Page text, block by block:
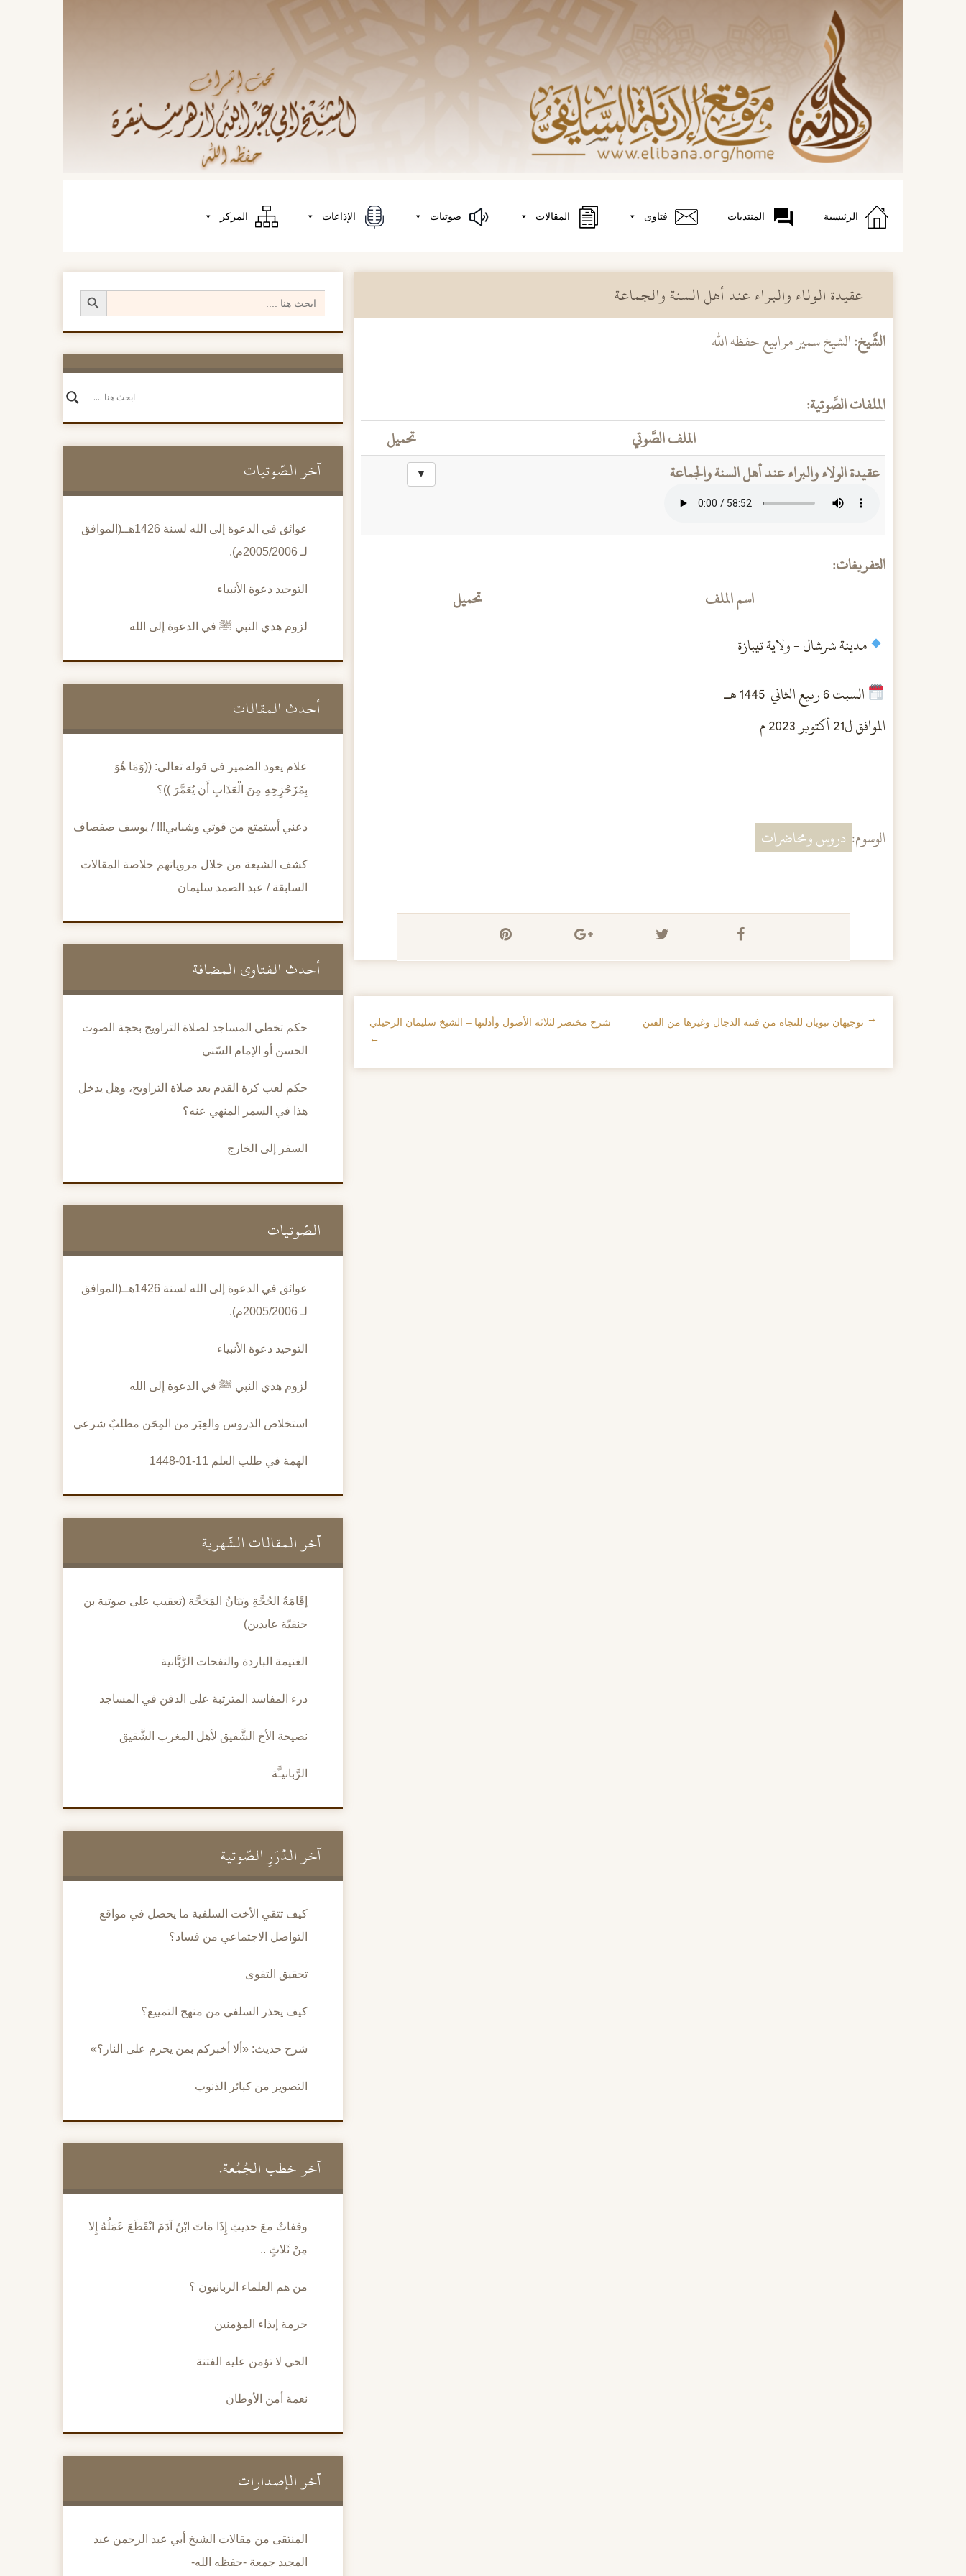
الرئيسية المنتديات فتاوى المقالات صوتيات الإذاعات المركز
عقيدة الولاء والبراء عند أهل السنة والجماعة
الشَّيخ:الشيخ سمير مرابيع حفظه الله
الملفات الصَّوتية:
الملف الصَّوتي
تحميل
عقيدة الولاء والبراء عند أهل السنة والجماعة
▼
التفريغات:
اسم الملف
تحميل
مدينة شرشال - ولاية تيبازة
السبت 6 ربيع الثاني 1445 هــ
الموافق ل21 أكتوبر 2023 م
الوسوم: دروس ومحاضرات
تصفح الإدراجات
← توجيهان نبويان للنجاة من فتنة الدجال وغيرها من الفتن
شرح مختصر لثلاثة الأصول وأدلتها – الشيخ سليمان الرحيلي
→
Search
for:
Search Button
آخر الصَّوتيات
عوائق في الدعوة إلى الله لسنة 1426هــ(الموافق
لـ 2005/2006م).
التوحيد دعوة الأنبياء
لزوم هدي النبي ﷺ في الدعوة إلى الله
أحدث المقالات
علام يعود الضمير في قوله تعالى: ((وَمَا هُوَ
بِمُزَحْزِحِهِ مِنَ الْعَذَابِ أَن يُعَمَّرَ ))؟
دعني أستمتع من قوتي وشبابي!!! / يوسف صفصاف
كشف الشيعة من خلال مروياتهم خلاصة المقالات
السابقة / عبد الصمد سليمان
أحدث الفتاوى المضافة
حكم تخطي المساجد لصلاة التراويح بحجة الصوت
الحسن أو الإمام السّني
حكم لعب كرة القدم بعد صلاة التراويح، وهل يدخل
هذا في السمر المنهي عنه؟
السفر إلى الخارج
الصَّوتيات
عوائق في الدعوة إلى الله لسنة 1426هــ(الموافق
لـ 2005/2006م).
التوحيد دعوة الأنبياء
لزوم هدي النبي ﷺ في الدعوة إلى الله
استخلاص الدروس والعِبَر من المِحَن مطلبٌ شرعي
الهمة في طلب العلم 11-01-1448
آخر المقالات الشَّهرية
إقَامَةُ الحُجَّةِ وبَيَانُ المَحَجَّة (تعقيب على صوتية بن
حنفيّة عابدين)
الغنيمة الباردة والنفحات الرَّبَّانية
درء المفاسد المترتبة على الدفن في المساجد
نصيحة الأخ الشَّفيق لأهل المغرب الشَّقيق
الرَّبانيـَّة
آخر الدُّرَرِ الصَّوتية
كيف تتقي الأخت السلفية ما يحصل في مواقع
التواصل الاجتماعي من فساد؟
تحقيق التقوى
كيف يحذر السلفي من منهج التمييع؟
شرح حديث: «ألا أخبركم بمن يحرم على النار؟»
التصوير من كبائر الذنوب
آخر خطب الجُمُعة.
وقفاتٌ معَ حديثِ إِذَا مَاتَ ابْنُ آدَمَ انْقَطَعَ عَمَلُهُ إِلا
مِنْ ثَلاثٍ ..
من هم العلماء الربانيون ؟
حرمة إيذاء المؤمنين
الحي لا تؤمن عليه الفتنة
نعمة أمن الأوطان
آخر الإصدارات
المنتقى من مقالات الشيخ أبي عبد الرحمن عبد
المجيد جمعة -حفظه الله-